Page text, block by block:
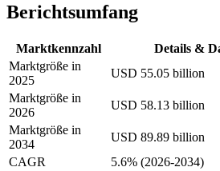
Berichtsumfang
Marktkennzahl
Details &
Marktgröße in
2025
USD 55.05 billion
Marktgröße in
2026
USD 58.13 billion
Marktgröße in
2034
USD 89.89 billion
CAGR
5.6% (2026-2034)